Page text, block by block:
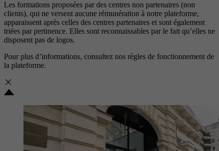
Les formations proposées par des centres non partenaires (non
clients), qui ne versent aucune rémunération à notre plateforme,
apparaissent après celles des centres partenaires et sont également
triées par pertinence. Elles sont reconnaissables par le fait qu’elles ne
disposent pas de logos.
Pour plus d’informations, consultez nos règles de fonctionnement de
la plateforme.